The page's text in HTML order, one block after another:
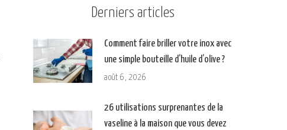
Derniers articles
Comment faire briller votre inox avec
une simple bouteille d’huile d’olive ?
août 6, 2026
26 utilisations surprenantes de la
vaseline à la maison que vous devez